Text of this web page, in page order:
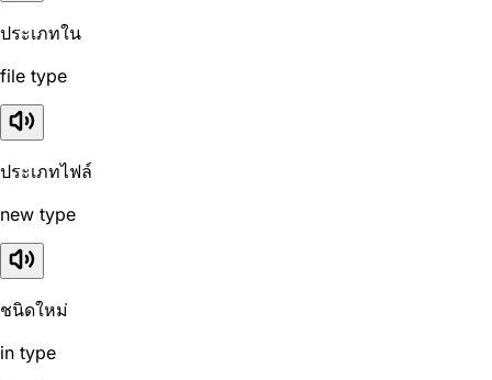
ประเภทใน
file type
ประเภทไฟล์
new type
ชนิดใหม่
in type